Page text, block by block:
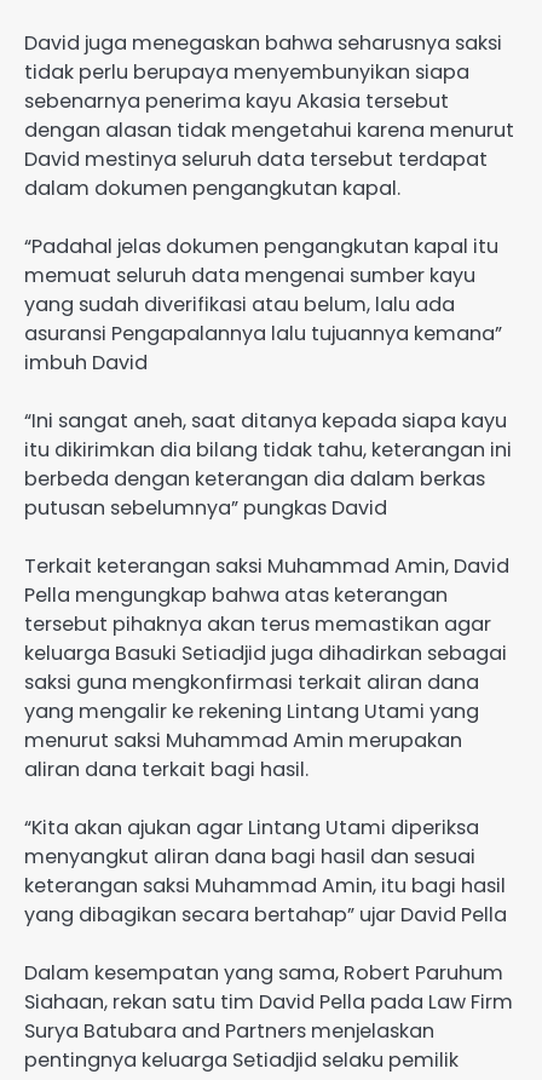
David juga menegaskan bahwa seharusnya saksi
tidak perlu berupaya menyembunyikan siapa
sebenarnya penerima kayu Akasia tersebut
dengan alasan tidak mengetahui karena menurut
David mestinya seluruh data tersebut terdapat
dalam dokumen pengangkutan kapal.
“Padahal jelas dokumen pengangkutan kapal itu
memuat seluruh data mengenai sumber kayu
yang sudah diverifikasi atau belum, lalu ada
asuransi Pengapalannya lalu tujuannya kemana”
imbuh David
“Ini sangat aneh, saat ditanya kepada siapa kayu
itu dikirimkan dia bilang tidak tahu, keterangan ini
berbeda dengan keterangan dia dalam berkas
putusan sebelumnya” pungkas David
Terkait keterangan saksi Muhammad Amin, David
Pella mengungkap bahwa atas keterangan
tersebut pihaknya akan terus memastikan agar
keluarga Basuki Setiadjid juga dihadirkan sebagai
saksi guna mengkonfirmasi terkait aliran dana
yang mengalir ke rekening Lintang Utami yang
menurut saksi Muhammad Amin merupakan
aliran dana terkait bagi hasil.
“Kita akan ajukan agar Lintang Utami diperiksa
menyangkut aliran dana bagi hasil dan sesuai
keterangan saksi Muhammad Amin, itu bagi hasil
yang dibagikan secara bertahap” ujar David Pella
Dalam kesempatan yang sama, Robert Paruhum
Siahaan, rekan satu tim David Pella pada Law Firm
Surya Batubara and Partners menjelaskan
pentingnya keluarga Setiadjid selaku pemilik